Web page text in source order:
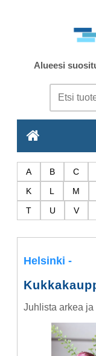
Alueesi
A B C
K
L M
T
U V
Helsinki -
Juhlista arkea